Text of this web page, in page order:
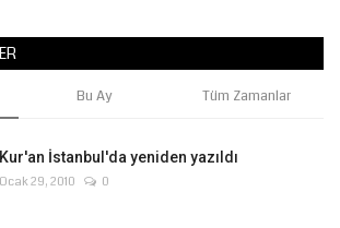
Bu Ay Tüm Zamanlar
Kur'an İstanbul'da yeniden yazıldı
Ocak 29, 2010 0